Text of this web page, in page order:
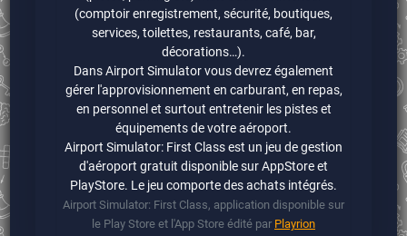
(comptoir enregistrement, sécurité, boutiques,
services, toilettes, restaurants, café, bar,
décorations…).
Dans Airport Simulator vous devrez également
gérer l'approvisionnement en carburant, en repas,
en personnel et surtout entretenir les pistes et
équipements de votre aéroport.
Airport Simulator: First Class est un jeu de gestion
d'aéroport gratuit disponible sur AppStore et
PlayStore. Le jeu comporte des achats intégrés.
Airport Simulator: First Class, application disponible sur
le Play Store et l'App Store édité par Playrion